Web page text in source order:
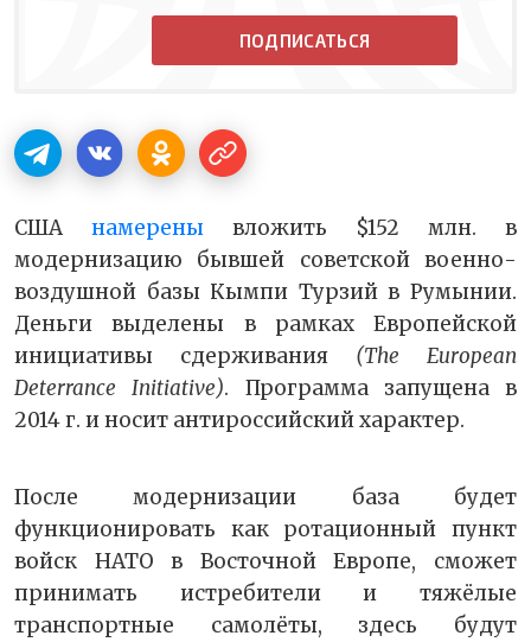
ПОДПИСАТЬСЯ
США намерены вложить $152 млн. в
модернизацию бывшей советской военно-
воздушной базы Кымпи Турзий в Румынии.
Деньги выделены в рамках Европейской
инициативы сдерживания (The European
Deterrance Initiative). Программа запущена в
2014 г. и носит антироссийский характер.
После модернизации база будет
функционировать как ротационный пункт
войск НАТО в Восточной Европе, сможет
принимать истребители и тяжёлые
транспортные самолёты, здесь будут